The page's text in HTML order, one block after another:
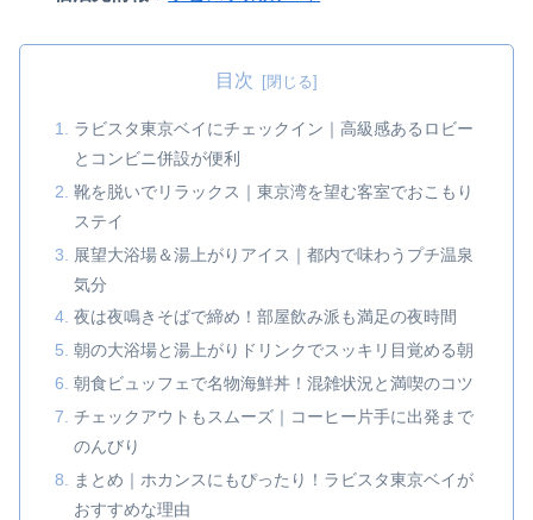
目次
ラビスタ東京ベイにチェックイン｜高級感あるロビー
とコンビニ併設が便利
靴を脱いでリラックス｜東京湾を望む客室でおこもり
ステイ
展望大浴場＆湯上がりアイス｜都内で味わうプチ温泉
気分
夜は夜鳴きそばで締め！部屋飲み派も満足の夜時間
朝の大浴場と湯上がりドリンクでスッキリ目覚める朝
朝食ビュッフェで名物海鮮丼！混雑状況と満喫のコツ
チェックアウトもスムーズ｜コーヒー片手に出発まで
のんびり
まとめ｜ホカンスにもぴったり！ラビスタ東京ベイが
おすすめな理由